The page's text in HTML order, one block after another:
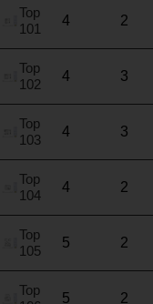
Top
101
4 2
Top
102
4 3
Top
103
4 3
Top
104
4 2
Top
105
5 2
Top
5 2